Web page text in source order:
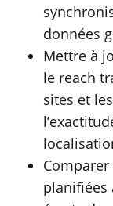
données
Mettre à
le reach
sites et
planifiées